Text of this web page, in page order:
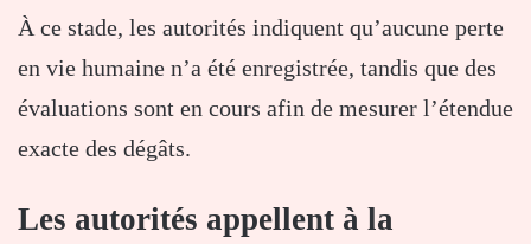
À ce stade, les autorités indiquent qu’aucune perte
en vie humaine n’a été enregistrée, tandis que des
évaluations sont en cours afin de mesurer l’étendue
exacte des dégâts.
Les autorités appellent à la